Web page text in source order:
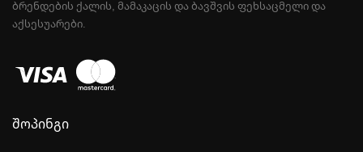
ᲑᲠᲔᲜᲓᲔᲑᲘᲡ ᲥᲐᲚᲘᲡ, ᲛᲐᲛᲐᲙᲐᲪᲘᲡ ᲓᲐ ᲑᲐᲕᲨᲕᲘᲡ ᲤᲔᲮᲡᲐᲪᲛᲔᲚᲘ ᲓᲐ
ᲐᲥᲡᲔᲡᲣᲐᲠᲔᲑᲘ.
შოპინგი